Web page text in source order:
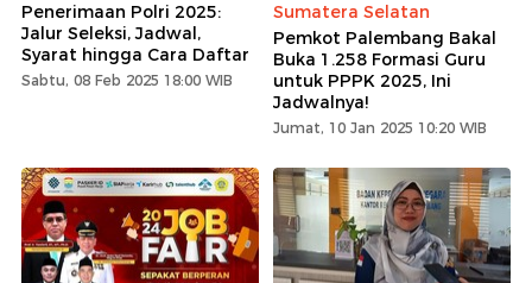
Penerimaan Polri 2025:
Jalur Seleksi, Jadwal,
Syarat hingga Cara Daftar
Sabtu, 08 Feb 2025 18:00 WIB
Sumatera Selatan
Pemkot Palembang Bakal
Buka 1.258 Formasi Guru
untuk PPPK 2025, Ini
Jadwalnya!
Jumat, 10 Jan 2025 10:20 WIB